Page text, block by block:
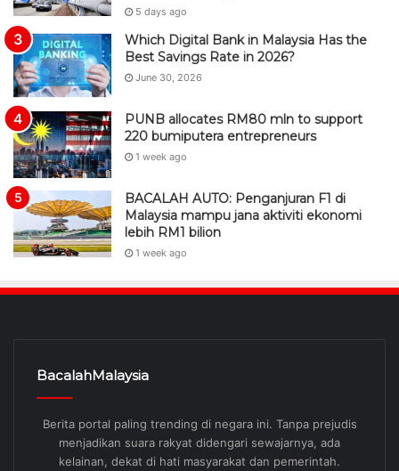
5 days ago
Which Digital Bank in Malaysia Has the
Best Savings Rate in 2026?
June 30, 2026
PUNB allocates RM80 mln to support
220 bumiputera entrepreneurs
1 week ago
BACALAH AUTO: Penganjuran F1 di
Malaysia mampu jana aktiviti ekonomi
lebih RM1 bilion
1 week ago
BacalahMalaysia
Berita portal paling trending di negara ini. Tanpa prejudis
menjadikan suara rakyat didengari sewajarnya, ada
kelainan, dekat di hati masyarakat dan pemerintah.